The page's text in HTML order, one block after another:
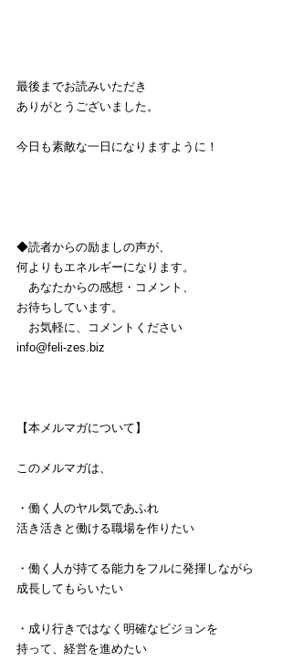
最後までお読みいただき
ありがとうございました。
今日も素敵な一日になりますように！
◆読者からの励ましの声が、
何よりもエネルギーになります。
あなたからの感想・コメント、
お待ちしています。
お気軽に、コメントください
info@feli-zes.biz
【本メルマガについて】
このメルマガは、
・働く人のヤル気であふれ
活き活きと働ける職場を作りたい
・働く人が持てる能力をフルに発揮しながら
成長してもらいたい
・成り行きではなく明確なビジョンを
持って、経営を進めたい